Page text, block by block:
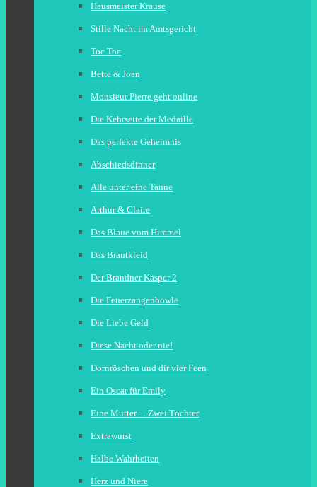
Hausmeister Krause
Stille Nacht im Amtsgericht
Toc Toc
Bette & Joan
Monsieur Pierre geht online
Die Kehrseite der Medaille
Das perfekte Geheimnis
Abschiedsdinner
Alle unter eine Tanne
Arthur & Claire
Das Blaue vom Himmel
Das Brautkleid
Der Brandner Kasper 2
Die Feuerzangenbowle
Die Liebe Geld
Diese Nacht oder nie!
Dornröschen und dir vier Feen
Ein Oscar für Emily
Eine Mutter… Zwei Töchter
Extrawurst
Halbe Wahrheiten
Herz und Niere